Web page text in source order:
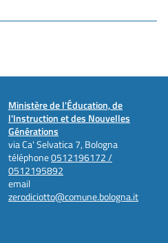
Ministère de l'Éducation, de
l'Instruction et des Nouvelles
Générations
via Ca' Selvatica 7, Bologna
téléphone0512196172 /
0512195892
email
zerodiciotto@comune.bologna.it